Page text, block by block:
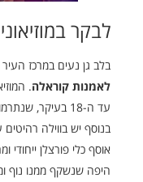
לבקר
בלב גן נעים במרכז
לאמנות קוראלה
עד ה-18 בעיקר,
בנוסף יש בווילה
אוסף כלי פורצלן ייחודי
היפה שנשקף ממנו נוף